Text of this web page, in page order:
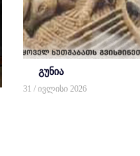
გუნია
31 / ივლისი 2026